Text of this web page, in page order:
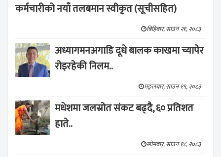
कर्मचारीको नयाँ तलबमान स्वीकृत (सूचीसहित)
बिहिबार, साउन २१, २०८३
अध्यागमनअगाडि दूधे बालक काखमा च्यापेर
रोइरहेकी निलम..
मङ्लबार, साउन १९, २०८३
मधेशमा जलस्रोत संकट बढ्दै, ६० प्रतिशत
हाते..
सोमवार, साउन १८, २०८३